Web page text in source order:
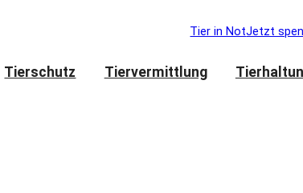
Tier in NotJetzt
Tierschutz Tiervermittlung